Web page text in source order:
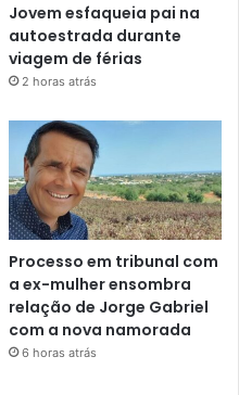
Jovem esfaqueia pai na
autoestrada durante
viagem de férias
2 horas atrás
Processo em tribunal com
a ex-mulher ensombra
relação de Jorge Gabriel
com a nova namorada
6 horas atrás